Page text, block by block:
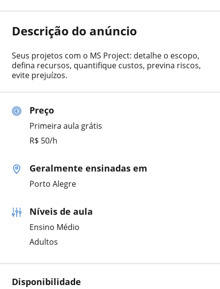
Preço
Primeira aula grátis
R$ 50/h
Geralmente ensinadas em
Porto Alegre
Níveis de aula
Ensino Médio
Adultos
Disponibilidade
Descrição do anúncio
Seus projetos com o MS Project: detalhe o escopo,
defina recursos, quantifique custos, previna riscos,
evite prejuízos.